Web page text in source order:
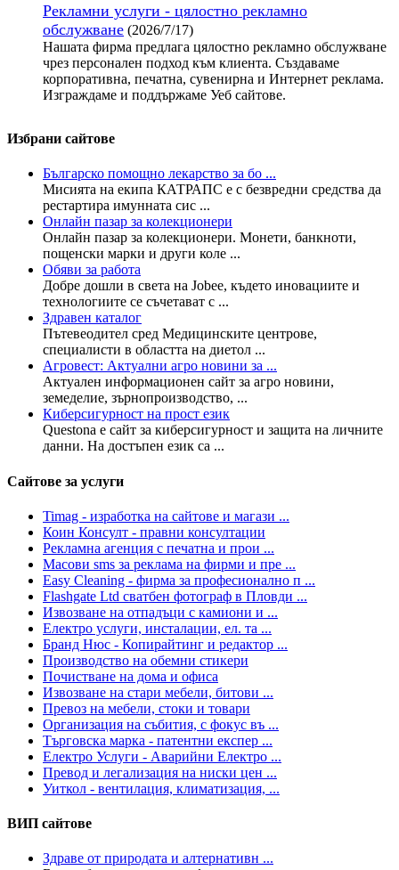
Рекламни услуги - цялостно рекламно
обслужване (2026/7/17)
Нашата фирма предлага цялостно рекламно обслужване
чрез персонален подход към клиента. Създаваме
корпоративна, печатна, сувенирна и Интернет реклама.
Изграждаме и поддържаме Уеб сайтове.
Избрани сайтове
Българско помощно лекарство за бо ...
Мисията на екипа КАТРАПС е с безвредни средства да
рестартира имунната сис ...
Онлайн пазар за колекционери
Онлайн пазар за колекционери. Монети, банкноти,
пощенски марки и други коле ...
Обяви за работа
Добре дошли в света на Jobee, където иновациите и
технологиите се съчетават с ...
Здравен каталог
Пътевеодител сред Медицинските центрове,
специалисти в областта на диетол ...
Агровест: Актуални агро новини за ...
Актуален информационен сайт за агро новини,
земеделие, зърнопроизводство, ...
Киберсигурност на прост език
Questona е сайт за киберсигурност и защита на личните
данни. На достъпен език са ...
Сайтове за услуги
Timag - изработка на сайтове и магази ...
Коин Консулт - правни консултации
Рекламна агенция с печатна и прои ...
Масови sms за реклама на фирми и пре ...
Easy Cleaning - фирма за професионално п ...
Flashgate Ltd сватбен фотограф в Пловди ...
Извозване на отпадъци с камиони и ...
Електро услуги, инсталации, ел. та ...
Бранд Нюс - Копирайтинг и редактор ...
Производство на обемни стикери
Почистване на дома и офиса
Извозване на стари мебели, битови ...
Превоз на мебели, стоки и товари
Организация на събития, с фокус въ ...
Търговска марка - патентни експер ...
Електро Услуги - Аварийни Електро ...
Превод и легализация на ниски цен ...
Уиткол - вентилация, климатизация, ...
ВИП сайтове
Здраве от природата и алтернативн ...